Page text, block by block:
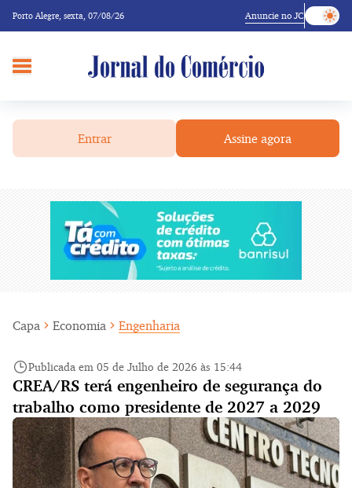
Porto Alegre, sexta, 07/08/26 Anuncie no JC
Entrar Assine agora
Capa Economia Engenharia
Publicada em 05 de Julho de 2026 às 15:44
CREA/RS terá engenheiro de segurança do
trabalho como presidente de 2027 a 2029